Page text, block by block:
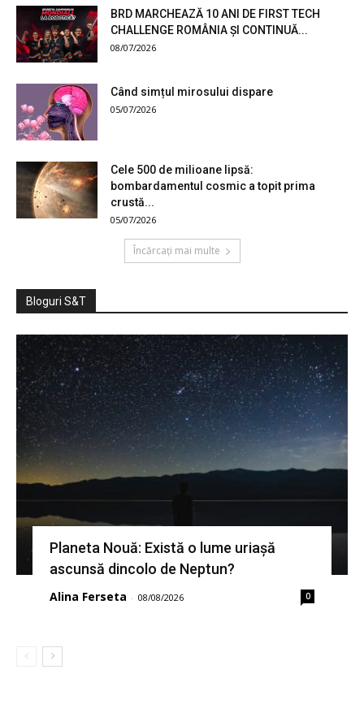
BRD MARCHEAZĂ 10 ANI DE FIRST TECH
CHALLENGE ROMÂNIA ȘI CONTINUĂ...
08/07/2026
Când simțul mirosului dispare
05/07/2026
Cele 500 de milioane lipsă:
bombardamentul cosmic a topit prima
crustă...
05/07/2026
Încărcați mai multe
Bloguri S&T
Planeta Nouă: Există o lume uriașă
ascunsă dincolo de Neptun?
Alina Ferseta - 08/08/2026 0